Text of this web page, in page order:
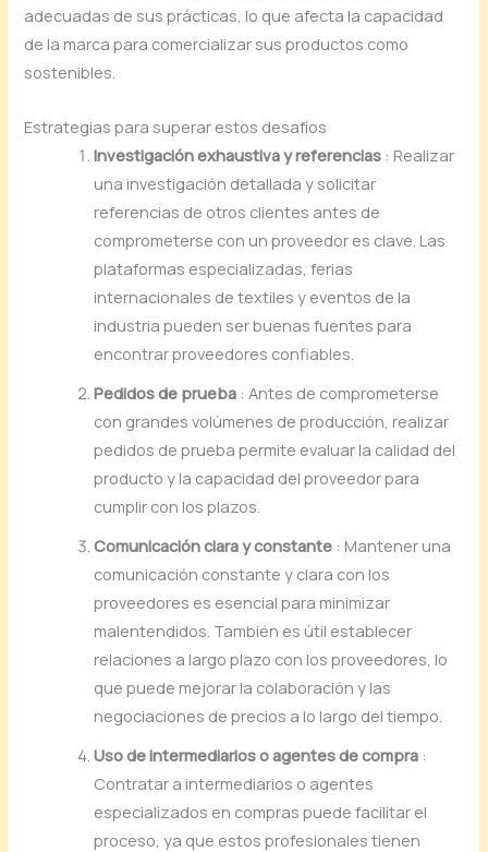
adecuadas de sus prácticas, lo que afecta la capacidad
de la marca para comercializar sus productos como
sostenibles.
Estrategias para superar estos desafíos
Investigación exhaustiva y referencias : Realizar
una investigación detallada y solicitar
referencias de otros clientes antes de
comprometerse con un proveedor es clave. Las
plataformas especializadas, ferias
internacionales de textiles y eventos de la
industria pueden ser buenas fuentes para
encontrar proveedores confiables.
Pedidos de prueba : Antes de comprometerse
con grandes volúmenes de producción, realizar
pedidos de prueba permite evaluar la calidad del
producto y la capacidad del proveedor para
cumplir con los plazos.
Comunicación clara y constante : Mantener una
comunicación constante y clara con los
proveedores es esencial para minimizar
malentendidos. También es útil establecer
relaciones a largo plazo con los proveedores, lo
que puede mejorar la colaboración y las
negociaciones de precios a lo largo del tiempo.
Uso de intermediarios o agentes de compra :
Contratar a intermediarios o agentes
especializados en compras puede facilitar el
proceso, ya que estos profesionales tienen